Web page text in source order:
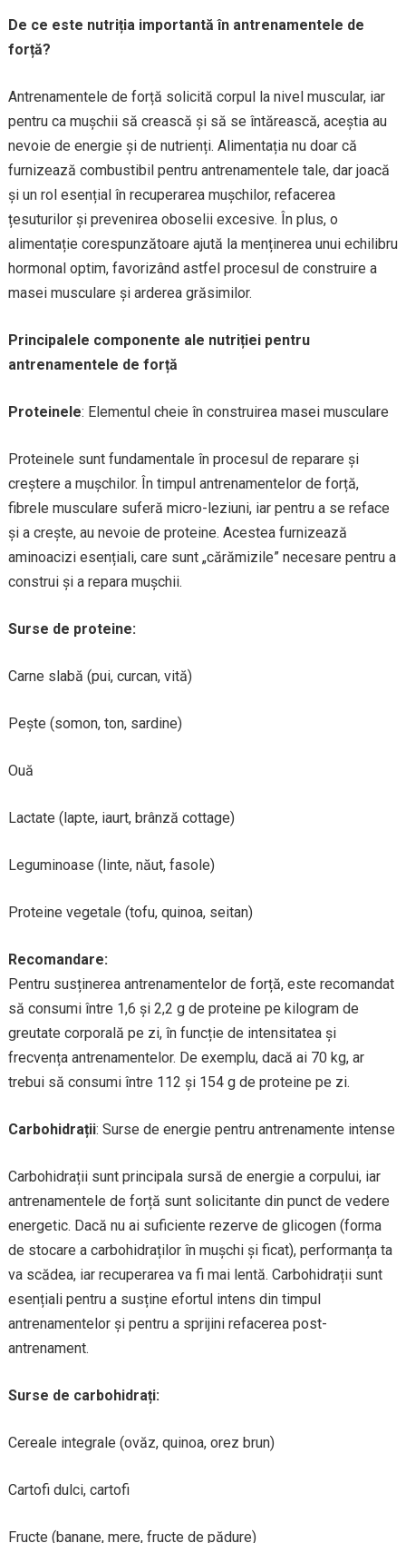
De ce este nutriția importantă în antrenamentele de
forță?
Antrenamentele de forță solicită corpul la nivel muscular, iar
pentru ca mușchii să crească și să se întărească, aceștia au
nevoie de energie și de nutrienți. Alimentația nu doar că
furnizează combustibil pentru antrenamentele tale, dar joacă
și un rol esențial în recuperarea mușchilor, refacerea
țesuturilor și prevenirea oboselii excesive. În plus, o
alimentație corespunzătoare ajută la menținerea unui echilibru
hormonal optim, favorizând astfel procesul de construire a
masei musculare și arderea grăsimilor.
Principalele componente ale nutriției pentru
antrenamentele de forță
Proteinele: Elementul cheie în construirea masei musculare
Proteinele sunt fundamentale în procesul de reparare și
creștere a mușchilor. În timpul antrenamentelor de forță,
fibrele musculare suferă micro-leziuni, iar pentru a se reface
și a crește, au nevoie de proteine. Acestea furnizează
aminoacizi esențiali, care sunt „cărămizile” necesare pentru a
construi și a repara mușchii.
Surse de proteine:
Carne slabă (pui, curcan, vită)
Pește (somon, ton, sardine)
Ouă
Lactate (lapte, iaurt, brânză cottage)
Leguminoase (linte, năut, fasole)
Proteine vegetale (tofu, quinoa, seitan)
Recomandare:
Pentru susținerea antrenamentelor de forță, este recomandat
să consumi între 1,6 și 2,2 g de proteine pe kilogram de
greutate corporală pe zi, în funcție de intensitatea și
frecvența antrenamentelor. De exemplu, dacă ai 70 kg, ar
trebui să consumi între 112 și 154 g de proteine pe zi.
Carbohidrații: Surse de energie pentru antrenamente intense
Carbohidrații sunt principala sursă de energie a corpului, iar
antrenamentele de forță sunt solicitante din punct de vedere
energetic. Dacă nu ai suficiente rezerve de glicogen (forma
de stocare a carbohidraților în mușchi și ficat), performanța ta
va scădea, iar recuperarea va fi mai lentă. Carbohidrații sunt
esențiali pentru a susține efortul intens din timpul
antrenamentelor și pentru a sprijini refacerea post-
antrenament.
Surse de carbohidrați:
Cereale integrale (ovăz, quinoa, orez brun)
Cartofi dulci, cartofi
Fructe (banane, mere, fructe de pădure)